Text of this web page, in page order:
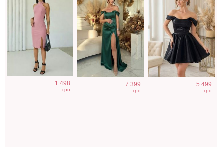
1 498
грн
7 399
грн
5 499
грн
Длинное белое
вечернее платье
на запах для
Вечернее платье
молочного цвета
Облегающее
вечернее платье
черного цвета с